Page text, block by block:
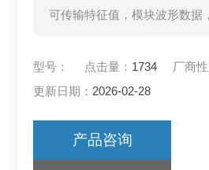
可传输特征值，模块波形数据
19"框架用标准卡件。
可通过本接口卡对连接在总线
冗余电源输入。
型号： 点击量： 1734 厂商
更新日期： 2026-02-28
产品咨询